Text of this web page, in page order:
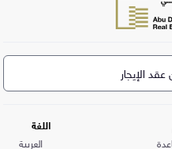
اللغة
العربية
الإيجار